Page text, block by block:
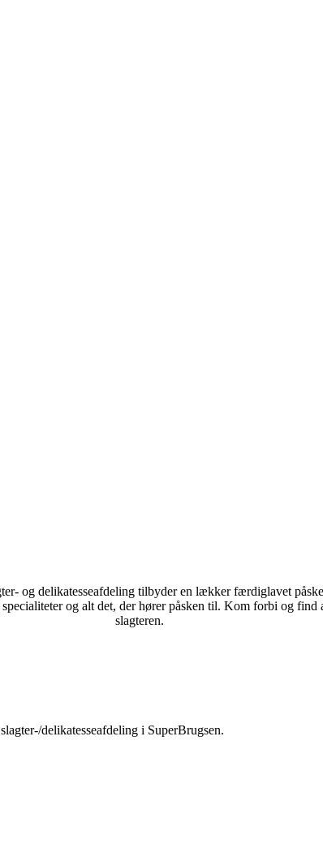
og delikatesseafdeling tilbyder en lækker færdiglavet
og alt det, der hører påsken til. Kom forbi og find
slagteren.
delikatesseafdeling i SuperBrugsen.